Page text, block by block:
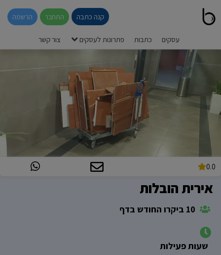
קנה כתבה התחבר הרשמה
עסקים כתבות פתרונות לעסקים צור קשר
0.0
אירית הובלות
שעות פעילות